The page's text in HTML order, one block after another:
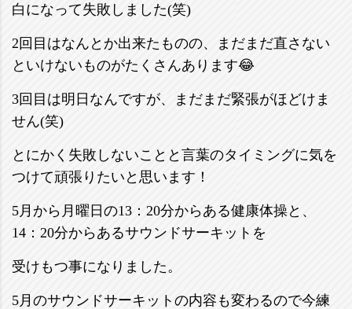
白になって失敗しました(笑)
2回目はなんとか出来たものの、まだまだ直さない
といけないものがたくさんあります😂
3回目は明日なんですが、まだまだ緊張がほどけま
せん(笑)
とにかく失敗しないことと言葉のタイミングに気を
つけて頑張りたいと思います！
5月から月曜日の13：20分からある健康体操と、
14：20分からあるサウンドサーキットを
受けもつ事になりました。
5月のサウンドサーキットの内容も変わるので今練